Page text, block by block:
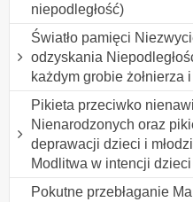
niepodległość)
Światło pamięci
odzyskania
każdym grobie
Pikieta przeciwko
Nienarodzonych oraz
deprawacji dzieci i
Modlitwa w intencji
Pokutne przebłaganie